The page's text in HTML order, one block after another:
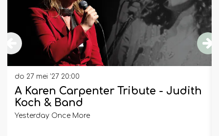
A Karen Carpenter Tribute - Judith
Koch & Band
Yesterday Once More
do 27 mei ’27 20:00